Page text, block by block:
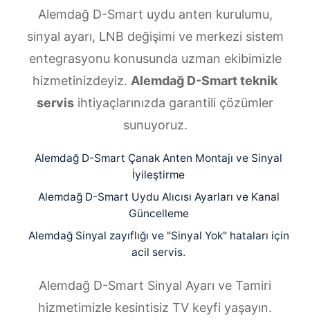
Alemdağ D-Smart uydu anten kurulumu,
sinyal ayarı, LNB değişimi ve merkezi sistem
entegrasyonu konusunda uzman ekibimizle
hizmetinizdeyiz. Alemdağ D-Smart teknik
servis ihtiyaçlarınızda garantili çözümler
sunuyoruz.
Alemdağ D-Smart Çanak Anten Montajı ve Sinyal
İyileştirme
Alemdağ D-Smart Uydu Alıcısı Ayarları ve Kanal
Güncelleme
Alemdağ Sinyal zayıflığı ve "Sinyal Yok" hataları için
acil servis.
Alemdağ D-Smart Sinyal Ayarı ve Tamiri
hizmetimizle kesintisiz TV keyfi yaşayın.